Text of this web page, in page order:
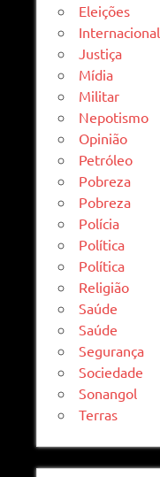
Eleições
Internacional
Justiça
Mídia
Militar
Nepotismo
Opinião
Petróleo
Pobreza
Pobreza
Polícia
Política
Política
Religião
Saúde
Saúde
Segurança
Sociedade
Sonangol
Terras